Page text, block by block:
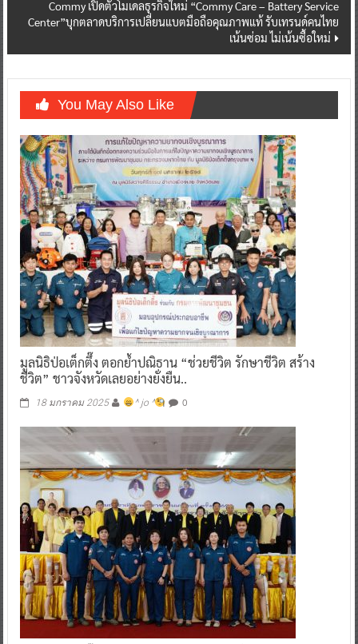
Commy เปิดตัวโมเดลธุรกิจใหม่ “Commy Care – Battery Service
Center”บุกตลาดบริการเปลี่ยนแบตมือถือคุณภาพแท้ รับเทรนด์คนไทย
เน้นซ่อม ไม่เน้นซื้อใหม่
You May Also Like
มูลนิธิป่อเต็กตึ๊ง ตอกย้ำปณิธาน “ช่วยชีวิต รักษาชีวิต สร้าง
ชีวิต” ชาวจังหวัดเลยอย่างยั่งยืน..
18 มกราคม 2025 ^ jo ^ 0